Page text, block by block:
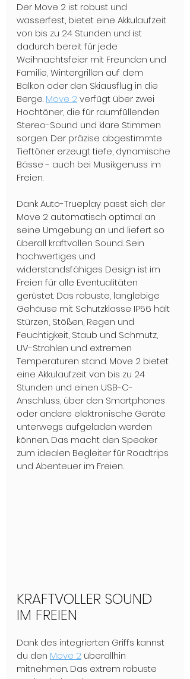
Der Move 2 ist robust und
wasserfest, bietet eine Akkulaufzeit
von bis zu 24 Stunden und ist
dadurch bereit für jede
Weihnachtsfeier mit Freunden und
Familie, Wintergrillen auf dem
Balkon oder den Skiausflug in die
Berge. Move 2 verfügt über zwei
Hochtöner, die für raumfüllenden
Stereo-Sound und klare Stimmen
sorgen. Der präzise abgestimmte
Tieftöner erzeugt tiefe, dynamische
Bässe - auch bei Musikgenuss im
Freien.
Dank Auto-Trueplay passt sich der
Move 2 automatisch optimal an
seine Umgebung an und liefert so
überall kraftvollen Sound. Sein
hochwertiges und
widerstandsfähiges Design ist im
Freien für alle Eventualitäten
gerüstet. Das robuste, langlebige
Gehäuse mit Schutzklasse IP56 hält
Stürzen, Stößen, Regen und
Feuchtigkeit, Staub und Schmutz,
UV-Strahlen und extremen
Temperaturen stand. Move 2 bietet
eine Akkulaufzeit von bis zu 24
Stunden und einen USB-C-
Anschluss, über den Smartphones
oder andere elektronische Geräte
unterwegs aufgeladen werden
können. Das macht den Speaker
zum idealen Begleiter für Roadtrips
und Abenteuer im Freien.
KRAFTVOLLER SOUND
IM FREIEN
Dank des integrierten Griffs kannst
du den Move 2 überallhin
mitnehmen. Das extrem robuste